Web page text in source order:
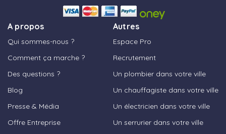
A propos
Qui sommes-nous ?
Comment ça marche ?
Des questions ?
Blog
Presse & Média
Offre Entreprise
Autres
Espace Pro
Recrutement
Un plombier dans votre ville
Un chauffagiste dans votre ville
Un électricien dans votre ville
Un serrurier dans votre ville